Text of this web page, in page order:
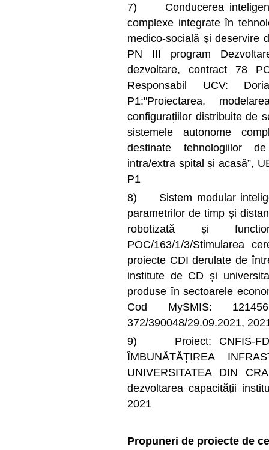
7) Conducerea
complexe integrate în
medico-socială şi deservire
PN III program
dezvoltare, contract 78
Responsabil UCV:
P1:"Proiectarea,
configurațiilor distribuite de
sistemele autonome
destinate tehnologiilor
intra/extra spital și acasă”,
P1
8) Sistem modular
parametrilor de timp și
robotizată și
POC/163/1/3/Stimularea
proiecte CDI derulate de
institute de CD și
produse în sectoarele
Cod MySMIS:
372/390048/29.09.2021,
9) Proiect: CNFIS-FDI-
ÎMBUNĂTĂȚIREA
UNIVERSITATEA DIN
dezvoltarea capacității
2021
Propuneri de proiecte de